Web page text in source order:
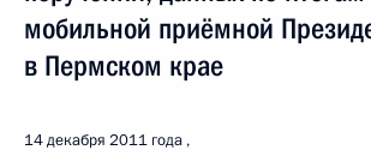
мобильной приёмной
в Пермском крае
14 декабря 2011 года